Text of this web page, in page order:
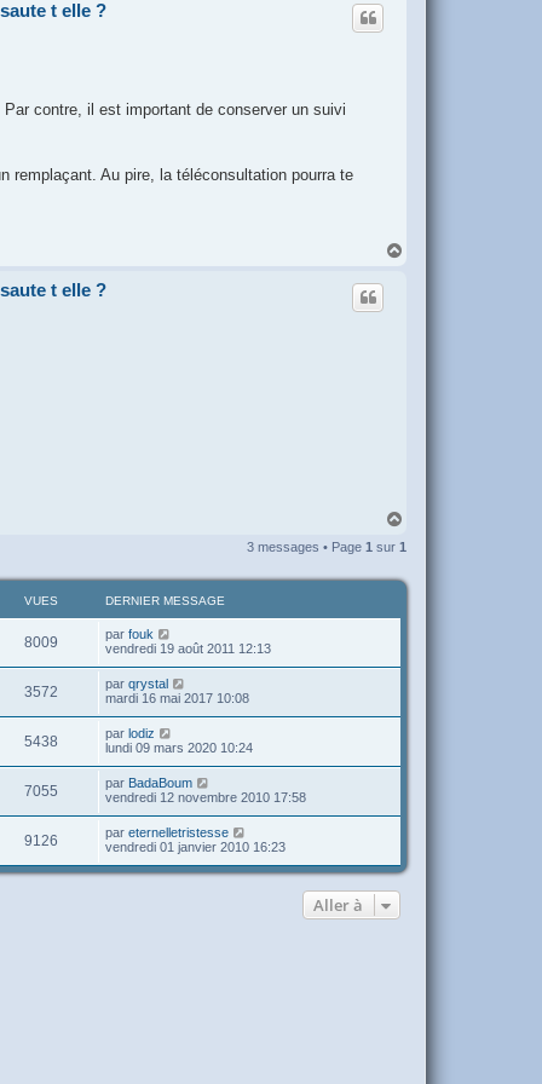
t elle ?
contre, il est important de conserver un suivi
remplaçant. Au pire, la téléconsultation pourra te
t elle ?
u
3 messages • Page 1 sur 1
VUES DERNIER MESSAGE
8009 par fouk
vendredi 19 août 2011 12:13
3572 par qrystal
mardi 16 mai 2017 10:08
5438 par lodiz
lundi 09 mars 2020 10:24
7055 par BadaBoum
vendredi 12 novembre 2010 17:58
9126 par eternelletristesse
vendredi 01 janvier 2010 16:23
Aller à